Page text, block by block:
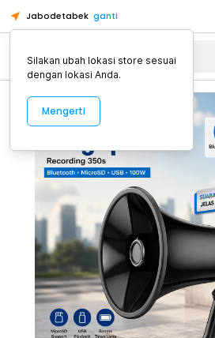
Jabodetabek ganti
Alat Kopi
Silakan ubah lokasi store sesuai
dengan lokasi Anda.
Mengerti